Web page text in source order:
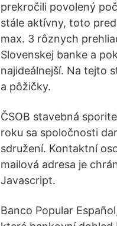
prekročili povolený
stále aktívny, toto
max. 3 rôznych
Slovenskej banke a
najideálnejší. Na tejto
a pôžičky.
ČSOB stavebná
roku sa spoločnosti
sdružení. Kontaktní
mailová adresa je
Javascript.
Banco Popular